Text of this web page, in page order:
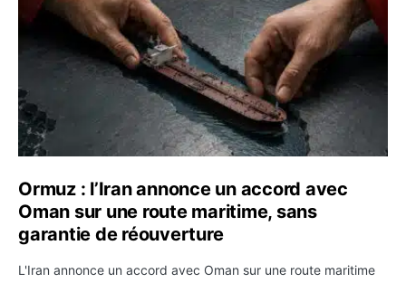
Ormuz : l’Iran annonce un accord avec
Oman sur une route maritime, sans
garantie de réouverture
L'Iran annonce un accord avec Oman sur une route maritime